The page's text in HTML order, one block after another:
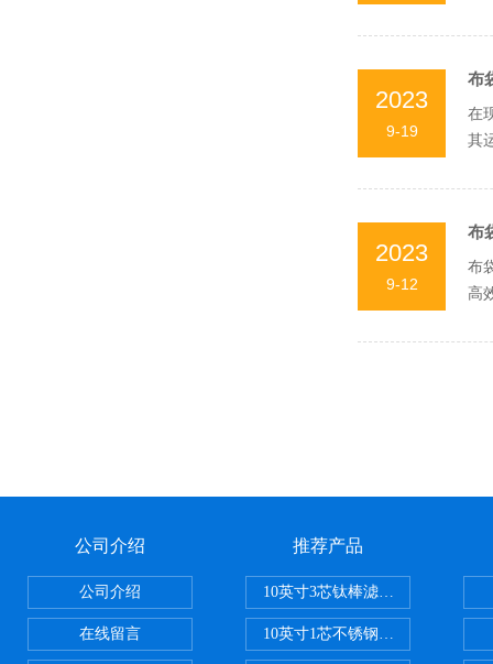
2023
9-19
布
在
其
2023
9-12
布
布
高
公司介绍
公司介绍
在线留言
推荐产品
10英寸3芯钛棒滤芯过滤器
10英寸1芯不锈钢钛棒过滤器